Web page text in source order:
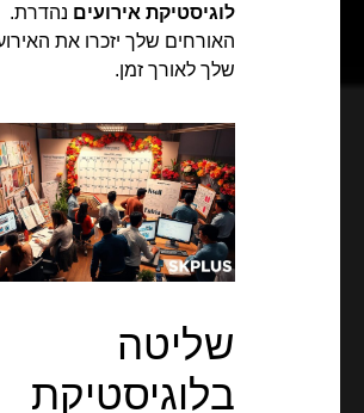
לוגיסטיקת אירועים נהדרת.
האורחים שלך יזכרו את
שלך לאורך זמן.
שליטה
בלוגיסטיקת